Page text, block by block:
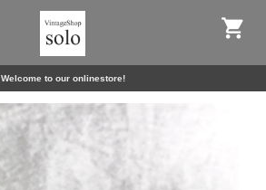
Welcome to our onlinestore!